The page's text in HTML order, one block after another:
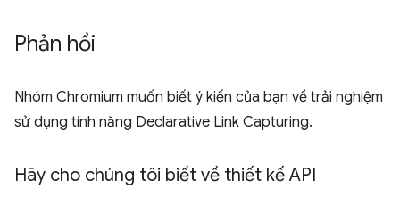
Phản hồi
Nhóm Chromium muốn biết ý kiến của bạn về trải nghiệm
sử dụng tính năng Declarative Link Capturing.
Hãy cho chúng tôi biết về thiết kế API